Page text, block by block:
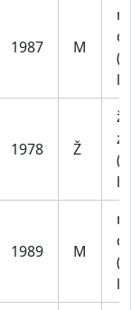
1987 M
1978 Ž
1989 M